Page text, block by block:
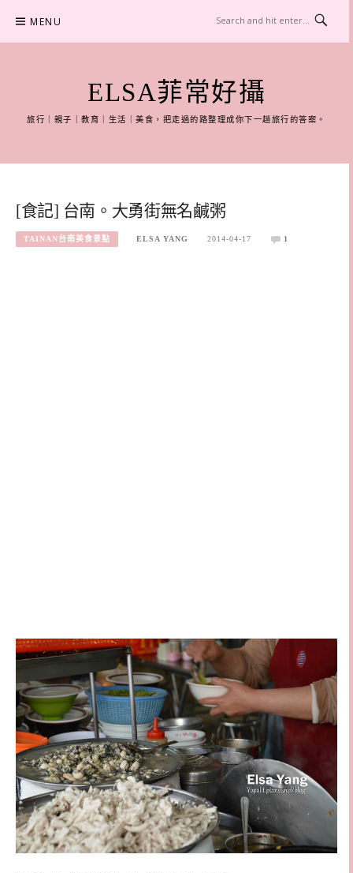
content
MENU
ELSA菲常好攝
旅行｜親子｜教育｜生活｜美食，把走過的路整理成你下一趟旅行的答案。
[食記] 台南。大勇街無名鹹粥
TAINAN台南美食景點 ELSA YANG 2014-04-17 1